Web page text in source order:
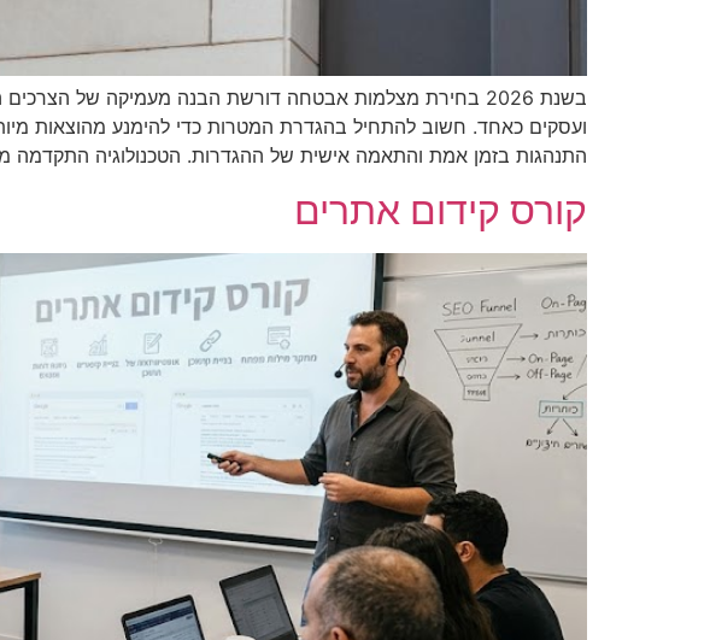
בשנת 2026 בחירת מצלמות אבטחה דורשת הבנה מעמיקה של
ועסקים כאחד. חשוב להתחיל בהגדרת המטרות כדי להימנע מהוצאות
התנהגות בזמן אמת והתאמה אישית של ההגדרות. הטכנולוגיה
קורס קידום אתרים